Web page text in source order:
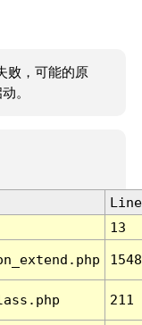
败，可能的原
。
Line
13
1548
211